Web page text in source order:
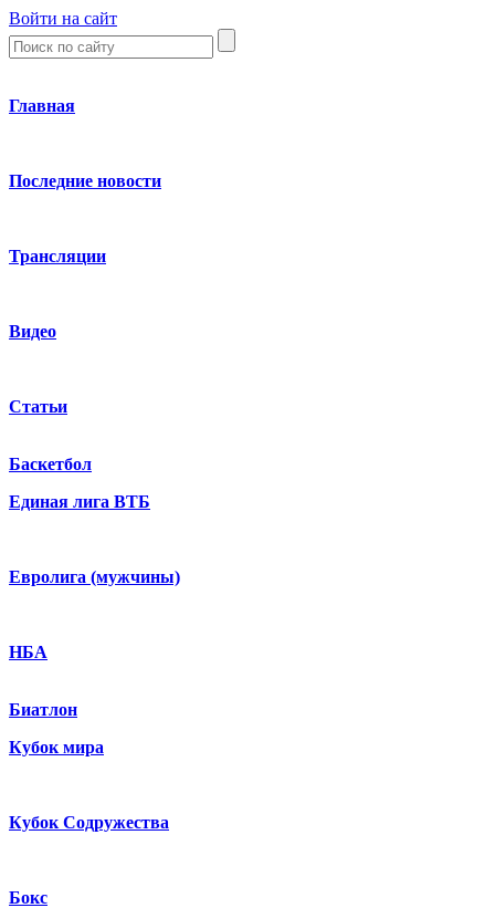
Войти на сайт
Главная
Последние новости
Трансляции
Видео
Статьи
Баскетбол
Единая лига ВТБ
Евролига (мужчины)
НБА
Биатлон
Кубок мира
Кубок Содружества
Бокс